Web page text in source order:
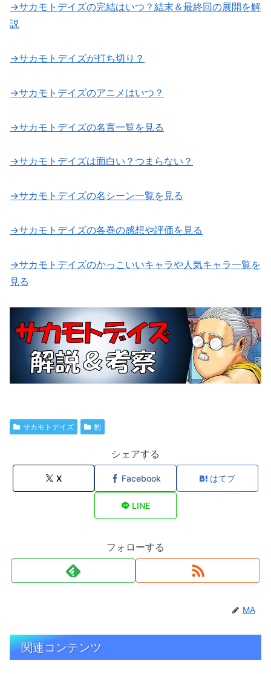
→サカモトデイズの完結はいつ？結末＆最終回の展開を解
説
→サカモトデイズが打ち切り？
→サカモトデイズのアニメはいつ？
→サカモトデイズの名言一覧を見る
→サカモトデイズは面白い？つまらない？
→サカモトデイズの名シーン一覧を見る
→サカモトデイズの各巻の感想や評価を見る
→サカモトデイズのかっこいいキャラや人気キャラ一覧を
見る
サカモトデイズ 豹
シェアする
X Facebook はてブ
LINE
フォローする
MA
関連コンテンツ